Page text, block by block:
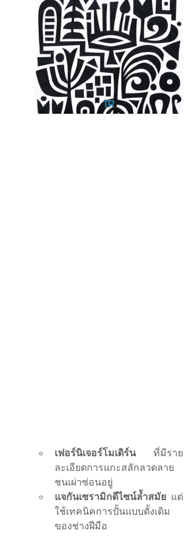
เฟอร์นิเจอร์โมเดิร์น ที่มีราย
ละเอียดการแกะสลักลวดลาย
ชนเผ่าซ่อนอยู่
แจกันเซรามิกดีไซน์ล้ำสมัย แต่
ใช้เทคนิคการปั้นแบบดั้งเดิม
ของช่างฝีมือ